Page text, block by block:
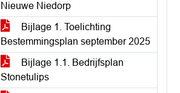
Nieuwe Niedorp
Bijlage 1. Toelichting
Bestemmingsplan september 2025
Bijlage 1.1. Bedrijfsplan
Stonetulips